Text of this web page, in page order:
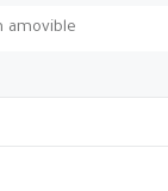
amovible